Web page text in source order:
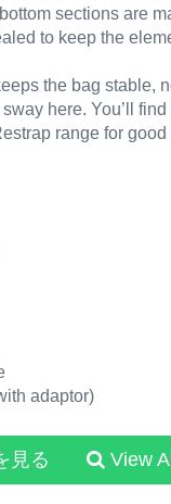
sections are
to keep the
the bag stable,
here. You’ll
range for
adaptor)
見る View